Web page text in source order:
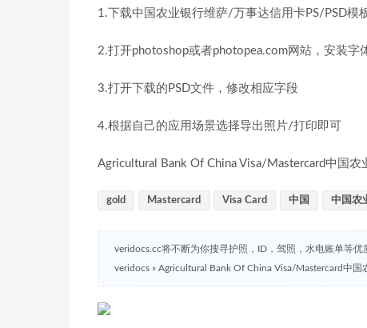
1.下载中国农业银行维萨/万事达信用卡PS/PSD模
2.打开photoshop或者photopea.com网站，安装字
3.打开下载的PSD文件，修改相应字段
4.根据自己的应用场景选择导出照片/打印即可
Agricultural Bank Of China Visa/Mastercard中国
gold Mastercard Visa Card 中国 中国农
veridocs.cc将不断为你搜寻护照，ID，驾照，水电账单等优
veridocs » Agricultural Bank Of China Visa/Mastercard中